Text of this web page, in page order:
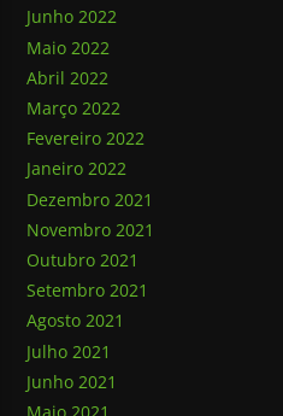
Junho 2022
Maio 2022
Abril 2022
Março 2022
Fevereiro 2022
Janeiro 2022
Dezembro 2021
Novembro 2021
Outubro 2021
Setembro 2021
Agosto 2021
Julho 2021
Junho 2021